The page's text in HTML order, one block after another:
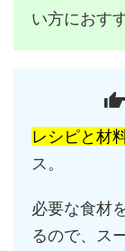
い方におす
レシピと材
ス。
必要な食材
るので、ス